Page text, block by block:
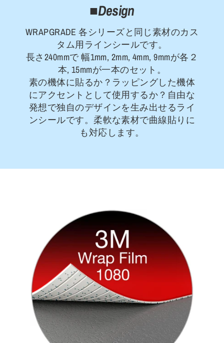
■Design
WRAPGRADE 各シリーズと同じ素材のカス
タム用ラインシールです。
長さ240mmで 幅1mm, 2mm, 4mm, 9mmが各２
本, 15mmが一本のセット。
素の機体に貼るか？ラッピングした機体
にアクセントとして使用するか？自由な
発想で独自のデザインを生み出せるライ
ンシールです。柔軟な素材で曲線貼りに
も対応します。